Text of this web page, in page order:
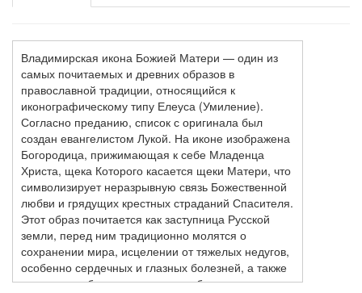
Владимирская икона Божией Матери — один из
самых почитаемых и древних образов в
православной традиции, относящийся к
иконографическому типу Елеуса (Умиление).
Согласно преданию, список с оригинала был
создан евангелистом Лукой. На иконе изображена
Богородица, прижимающая к себе Младенца
Христа, щека Которого касается щеки Матери, что
символизирует неразрывную связь Божественной
любви и грядущих крестных страданий Спасителя.
Этот образ почитается как заступница Русской
земли, перед ним традиционно молятся о
сохранении мира, исцелении от тяжелых недугов,
особенно сердечных и глазных болезней, а также
о защите от бед и принятии судьбоносных